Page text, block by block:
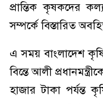
প্রান্তিক কৃষকদের
সম্পর্কে বিস্তারিত
এ সময় বাংলাদেশ কৃষি
বিন্তে আলী
হাজার টাকা